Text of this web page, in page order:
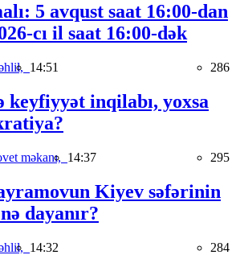
5 avqust saat 16:00-dan
cı il saat 16:00-dək
14:51 286
keyfiyyət inqilabı, yoxsa
məkanı, 14:37 295
Kiyev səfərinin
dayanır?
14:32 284